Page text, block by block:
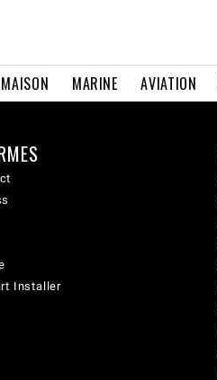
MARINE AVIATION
Installer